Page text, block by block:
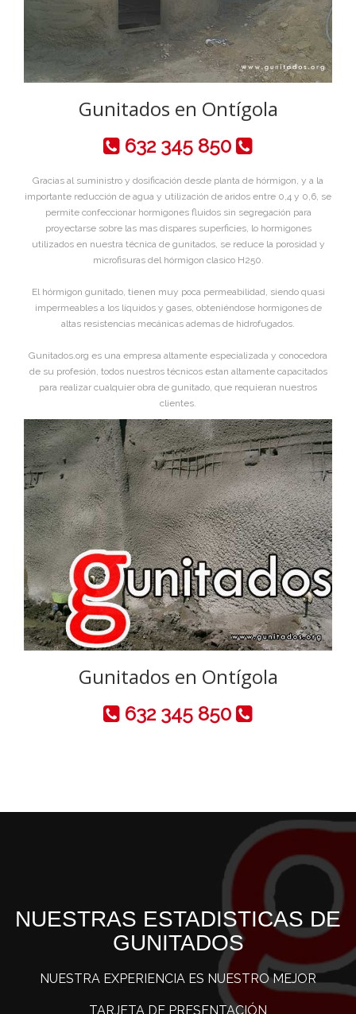
Gunitados en Ontígola
632 345 850
Gracias al suministro y dosificación desde planta de hórmigon, y a la
importante reducción de agua y utilización de aridos entre 0,4 y 0,6, se
permite confeccionar hormigones fluidos sin segregación para
proyectarse sobre las mas dispares superficies, lo hormigones
utilizados en nuestra técnica de gunitados, se reduce la porosidad y
microfisuras del hórmigon clasico H250.
El hórmigon gunitado, tienen muy poca permeabilidad, siendo quasi
impermeables a los líquidos y gases, obteniéndose hormigones de
altas resistencias mecánicas ademas de hidrofugados.
Gunitados.org es una empresa altamente especializada y conocedora
de su profesión, todos nuestros técnicos estan altamente capacitados
para realizar cualquier obra de gunitado, que requieran nuestros
clientes.
Gunitados en Ontígola
632 345 850
NUESTRAS ESTADISTICAS DE
GUNITADOS
NUESTRA EXPERIENCIA ES NUESTRO MEJOR
TARJETA DE PRESENTACIÓN